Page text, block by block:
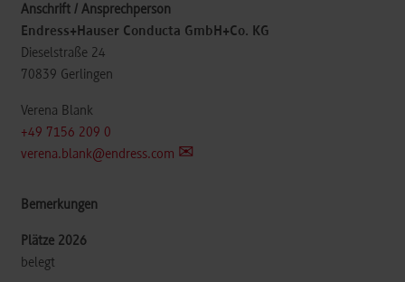
Endress+Hauser Conducta GmbH+Co. KG
Dieselstraße 24
70839 Gerlingen
Verena Blank
+49 7156 209 0
verena.blank@endress.com
belegt